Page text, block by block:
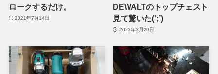
ロークするだけ。
2021年7月14日
DEWALTのトップチェスト
見て驚いた(‘;’)
2023年3月20日